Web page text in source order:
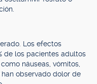
Los efectos
de los pacientes adultos
náuseas, vómitos,
observado dolor de